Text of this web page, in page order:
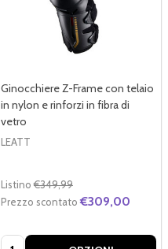
Ginocchiere Z-Frame con telaio
in nylon e rinforzi in fibra di
vetro
LEATT
Listino €349,99
Prezzo scontato €309,00
Quantità: